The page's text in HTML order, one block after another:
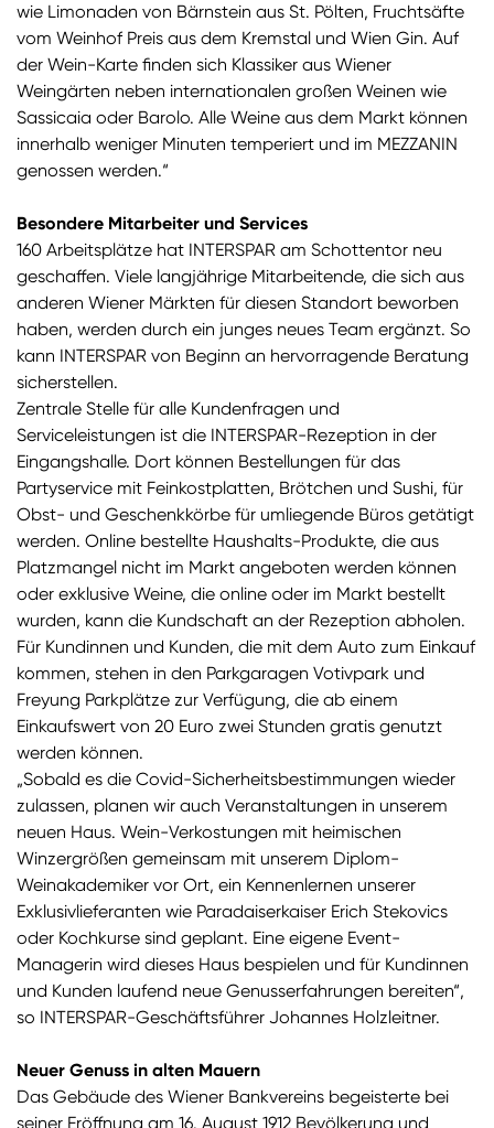
wie Limonaden von Bärnstein aus St. Pölten, Fruchtsäfte
vom Weinhof Preis aus dem Kremstal und Wien Gin. Auf
der Wein-Karte finden sich Klassiker aus Wiener
Weingärten neben internationalen großen Weinen wie
Sassicaia oder Barolo. Alle Weine aus dem Markt können
innerhalb weniger Minuten temperiert und im MEZZANIN
genossen werden.“
Besondere Mitarbeiter und Services
160 Arbeitsplätze hat INTERSPAR am Schottentor neu
geschaffen. Viele langjährige Mitarbeitende, die sich aus
anderen Wiener Märkten für diesen Standort beworben
haben, werden durch ein junges neues Team ergänzt. So
kann INTERSPAR von Beginn an hervorragende Beratung
sicherstellen.
Zentrale Stelle für alle Kundenfragen und
Serviceleistungen ist die INTERSPAR-Rezeption in der
Eingangshalle. Dort können Bestellungen für das
Partyservice mit Feinkostplatten, Brötchen und Sushi, für
Obst- und Geschenkkörbe für umliegende Büros getätigt
werden. Online bestellte Haushalts-Produkte, die aus
Platzmangel nicht im Markt angeboten werden können
oder exklusive Weine, die online oder im Markt bestellt
wurden, kann die Kundschaft an der Rezeption abholen.
Für Kundinnen und Kunden, die mit dem Auto zum Einkauf
kommen, stehen in den Parkgaragen Votivpark und
Freyung Parkplätze zur Verfügung, die ab einem
Einkaufswert von 20 Euro zwei Stunden gratis genutzt
werden können.
„Sobald es die Covid-Sicherheitsbestimmungen wieder
zulassen, planen wir auch Veranstaltungen in unserem
neuen Haus. Wein-Verkostungen mit heimischen
Winzergrößen gemeinsam mit unserem Diplom-
Weinakademiker vor Ort, ein Kennenlernen unserer
Exklusivlieferanten wie Paradaiserkaiser Erich Stekovics
oder Kochkurse sind geplant. Eine eigene Event-
Managerin wird dieses Haus bespielen und für Kundinnen
und Kunden laufend neue Genusserfahrungen bereiten“,
so INTERSPAR-Geschäftsführer Johannes Holzleitner.
Neuer Genuss in alten Mauern
Das Gebäude des Wiener Bankvereins begeisterte bei
seiner Eröffnung am 16. August 1912 Bevölkerung und